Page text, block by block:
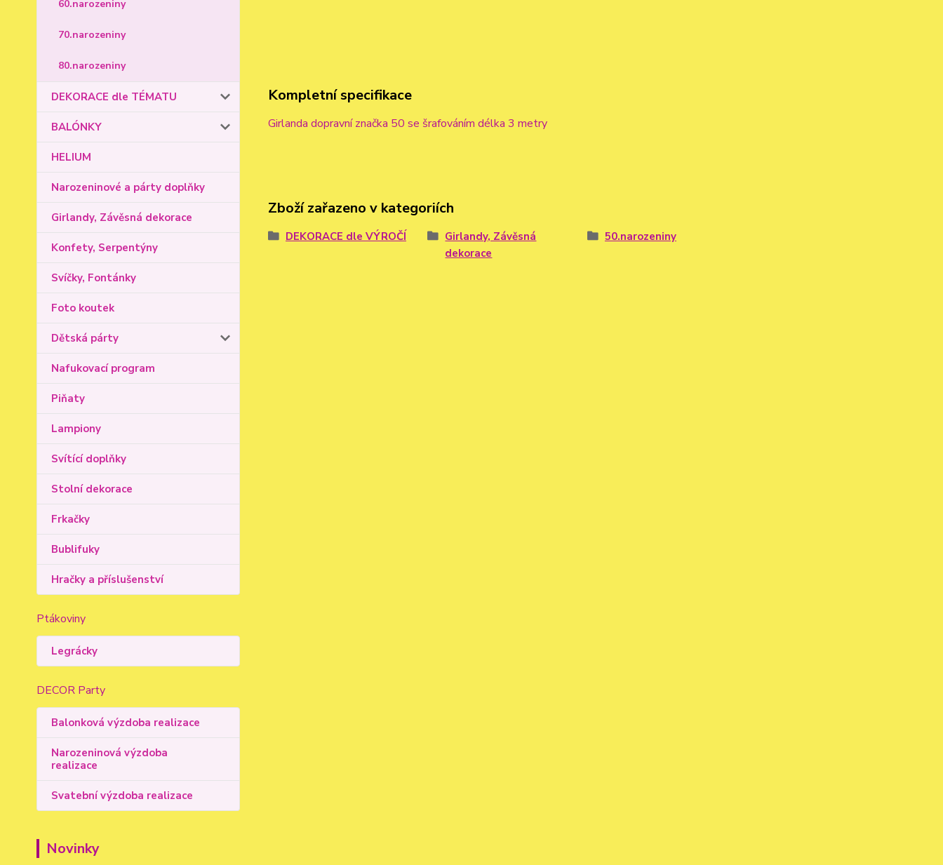
60.narozeniny
70.narozeniny
80.narozeniny
DEKORACE dle TÉMATU
BALÓNKY
HELIUM
Narozeninové a párty doplňky
Girlandy, Závěsná dekorace
Konfety, Serpentýny
Svíčky, Fontánky
Foto koutek
Dětská párty
Nafukovací program
Piňaty
Lampiony
Svítící doplňky
Stolní dekorace
Frkačky
Bublifuky
Hračky a příslušenství
Ptákoviny
Legrácky
DECOR Party
Balonková výzdoba realizace
Narozeninová výzdoba
realizace
Svatební výzdoba realizace
Novinky
Kompletní specifikace
Girlanda dopravní značka 50 se šrafováním délka 3 metry
Zboží zařazeno v kategoriích
DEKORACE dle VÝROČÍ
Girlandy, Závěsná
dekorace
50.narozeniny